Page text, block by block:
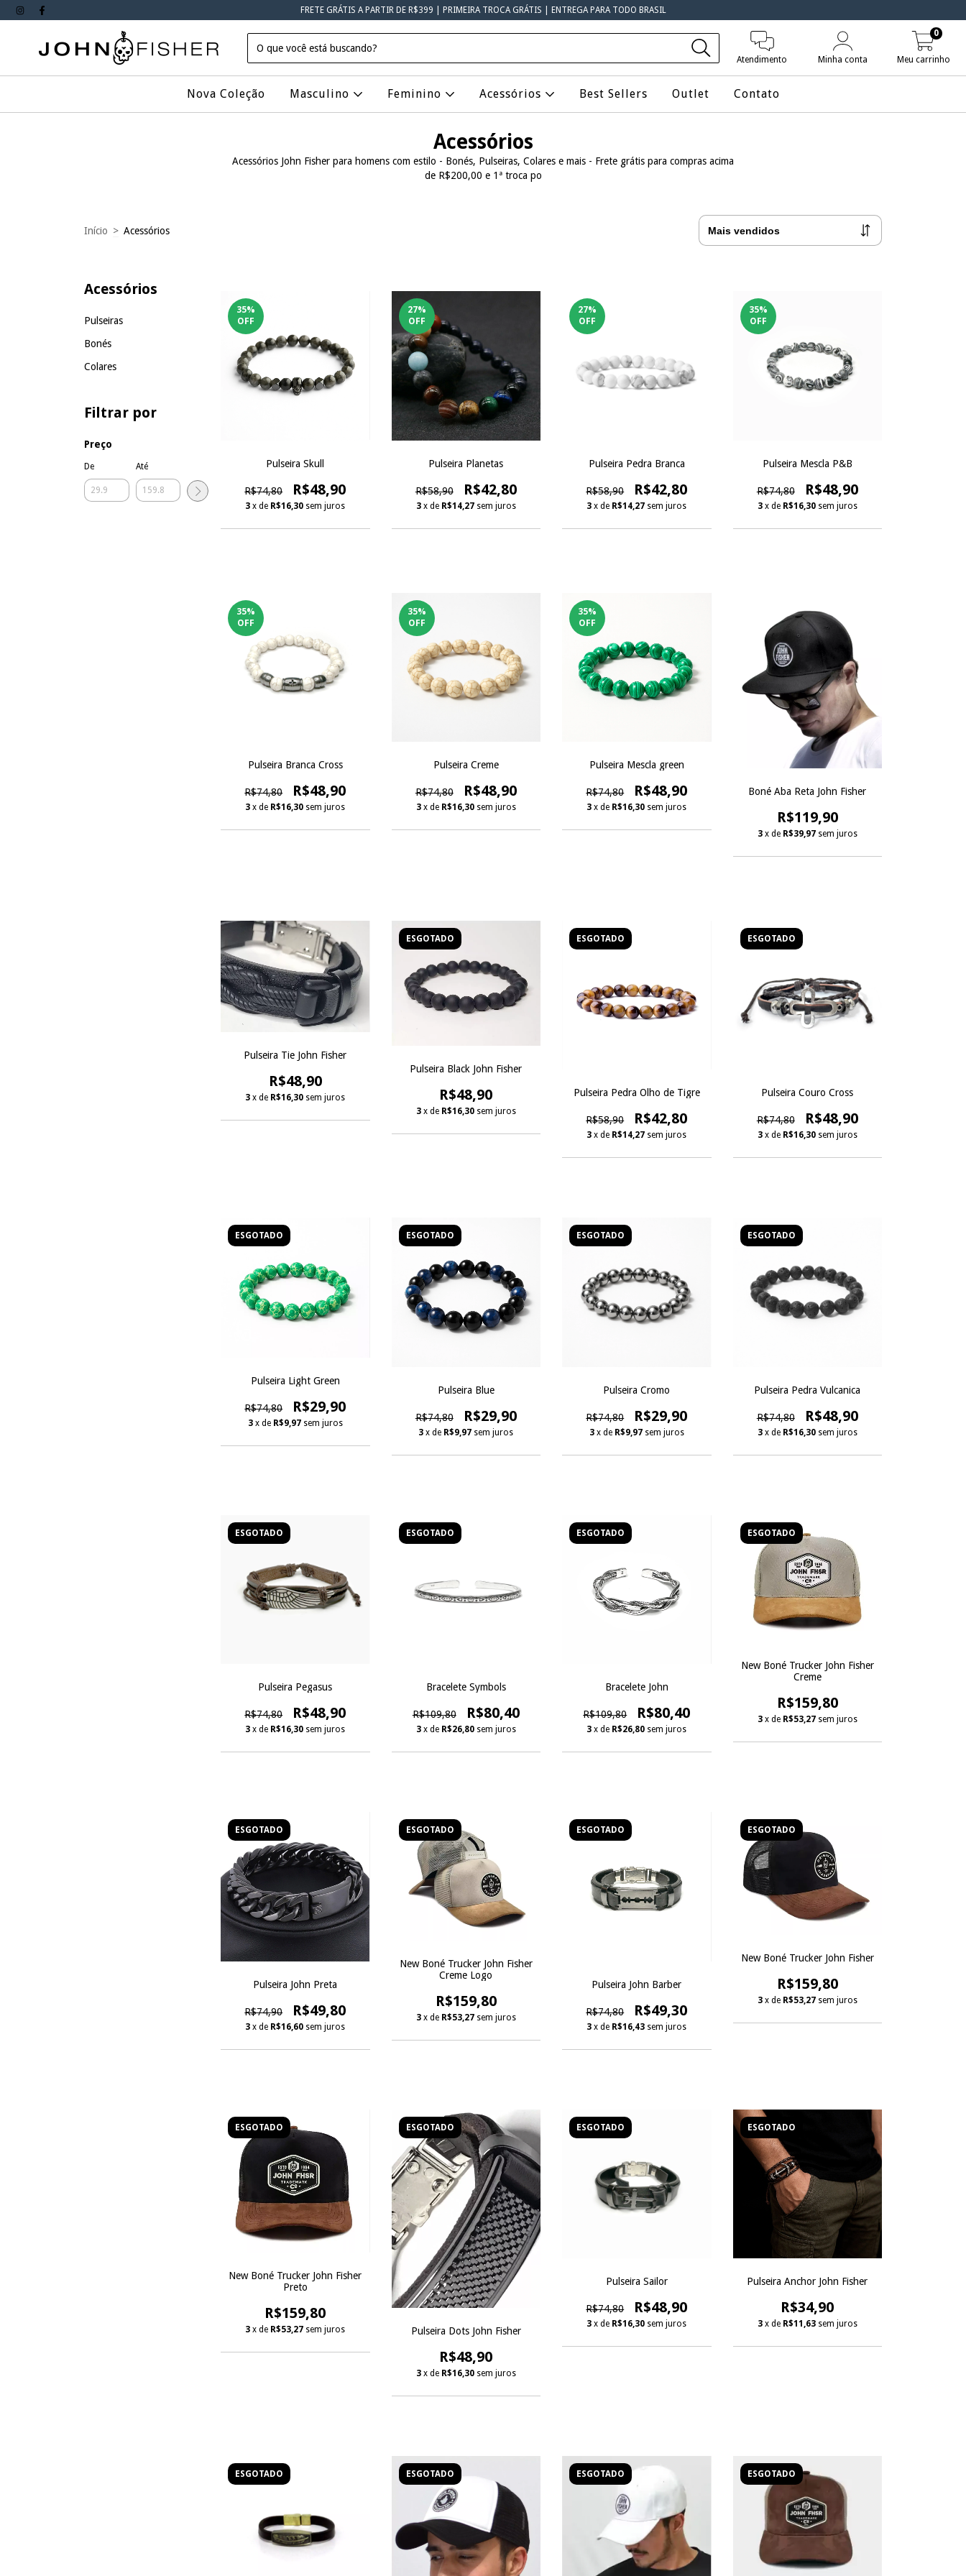
FRETE GRÁTIS A PARTIR DE R$399 | PRIMEIRA TROCA GRÁTIS | ENTREGA PARA TODO BRASIL
Atendimento Minha conta Meu carrinho
0
Nova Coleção Masculino Feminino Acessórios Best Sellers Outlet Contato
Acessórios
Acessórios John Fisher para homens com estilo - Bonés, Pulseiras, Colares e mais - Frete grátis para compras acima
de R$200,00 e 1ª troca po
Início > Acessórios
Acessórios
Pulseiras
Bonés
Colares
Filtrar por
Preço
De Até
35%
OFF
Pulseira Skull
R$74,80 R$48,90
3 x de R$16,30 sem juros
27%
OFF
Pulseira Planetas
R$58,90 R$42,80
3 x de R$14,27 sem juros
27%
OFF
Pulseira Pedra Branca
R$58,90 R$42,80
3 x de R$14,27 sem juros
35%
OFF
Pulseira Mescla P&B
R$74,80 R$48,90
3 x de R$16,30 sem juros
35%
OFF
Pulseira Branca Cross
R$74,80 R$48,90
3 x de R$16,30 sem juros
35%
OFF
Pulseira Creme
R$74,80 R$48,90
3 x de R$16,30 sem juros
35%
OFF
Pulseira Mescla green
R$74,80 R$48,90
3 x de R$16,30 sem juros
Boné Aba Reta John Fisher
R$119,90
3 x de R$39,97 sem juros
Pulseira Tie John Fisher
R$48,90
3 x de R$16,30 sem juros
ESGOTADO
Pulseira Black John Fisher
R$48,90
3 x de R$16,30 sem juros
ESGOTADO
Pulseira Pedra Olho de Tigre
R$58,90 R$42,80
3 x de R$14,27 sem juros
ESGOTADO
Pulseira Couro Cross
R$74,80 R$48,90
3 x de R$16,30 sem juros
ESGOTADO
Pulseira Light Green
R$74,80 R$29,90
3 x de R$9,97 sem juros
ESGOTADO
Pulseira Blue
R$74,80 R$29,90
3 x de R$9,97 sem juros
ESGOTADO
Pulseira Cromo
R$74,80 R$29,90
3 x de R$9,97 sem juros
ESGOTADO
Pulseira Pedra Vulcanica
R$74,80 R$48,90
3 x de R$16,30 sem juros
ESGOTADO
Pulseira Pegasus
R$74,80 R$48,90
3 x de R$16,30 sem juros
ESGOTADO
Bracelete Symbols
R$109,80 R$80,40
3 x de R$26,80 sem juros
ESGOTADO
Bracelete John
R$109,80 R$80,40
3 x de R$26,80 sem juros
ESGOTADO
New Boné Trucker John Fisher
Creme
R$159,80
3 x de R$53,27 sem juros
ESGOTADO
Pulseira John Preta
R$74,90 R$49,80
3 x de R$16,60 sem juros
ESGOTADO
New Boné Trucker John Fisher
Creme Logo
R$159,80
3 x de R$53,27 sem juros
ESGOTADO
Pulseira John Barber
R$74,80 R$49,30
3 x de R$16,43 sem juros
ESGOTADO
New Boné Trucker John Fisher
R$159,80
3 x de R$53,27 sem juros
ESGOTADO
New Boné Trucker John Fisher
Preto
R$159,80
3 x de R$53,27 sem juros
ESGOTADO
Pulseira Dots John Fisher
R$48,90
3 x de R$16,30 sem juros
ESGOTADO
Pulseira Sailor
R$74,80 R$48,90
3 x de R$16,30 sem juros
ESGOTADO
Pulseira Anchor John Fisher
R$34,90
3 x de R$11,63 sem juros
ESGOTADO ESGOTADO ESGOTADO ESGOTADO